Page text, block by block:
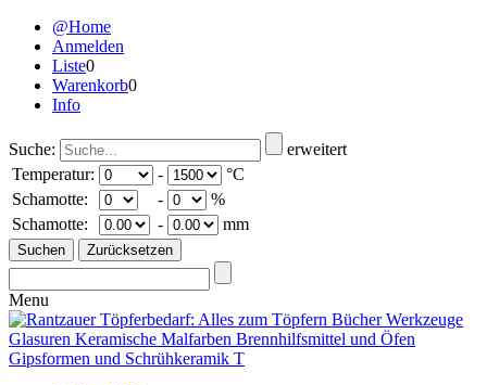
@Home
Anmelden
Liste0
Warenkorb0
Info
Suche:
erweitert
Temperatur:
-
°C
Schamotte:
-
%
Schamotte:
- mm
Menu